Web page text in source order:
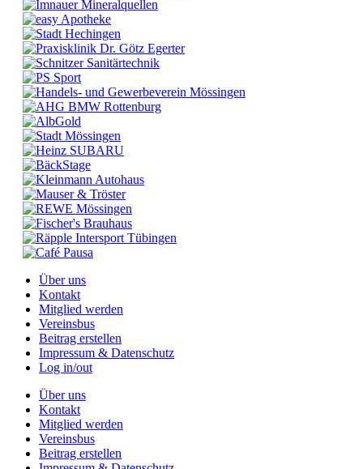
Über uns
Kontakt
Mitglied werden
Vereinsbus
Beitrag erstellen
Impressum & Datenschutz
Log in/out
Über uns
Kontakt
Mitglied werden
Vereinsbus
Beitrag erstellen